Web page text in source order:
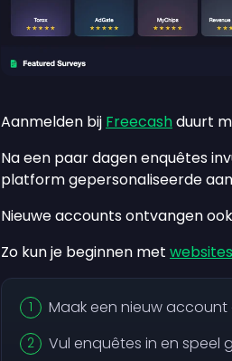
Aanmelden bij Freecashduurt
Na een paar dagen enquêtes
platform gepersonaliseerde
Nieuwe accounts ontvangen
Zo kun je beginnen met
Maak een nieuw
Vul enquêtes in en speel